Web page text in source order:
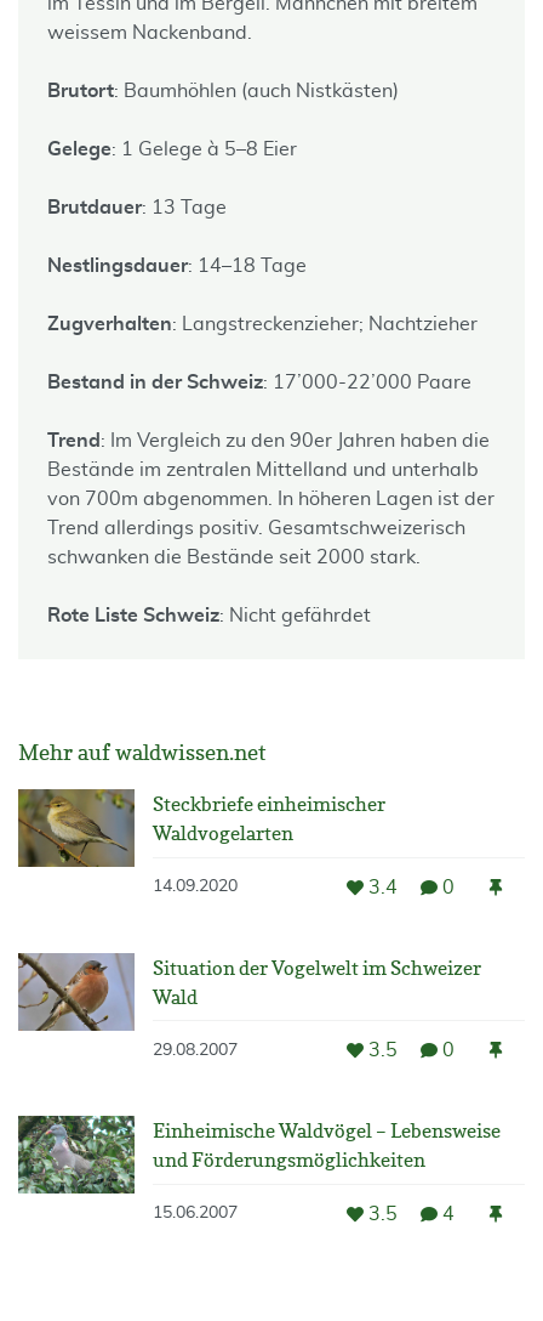
weissem Nackenband.
Brutort: Baumhöhlen (auch Nistkästen)
Gelege: 1 Gelege à 5–8 Eier
Brutdauer: 13 Tage
Nestlingsdauer: 14–18 Tage
Zugverhalten: Langstreckenzieher; Nachtzieher
Bestand in der Schweiz: 17’000-22’000 Paare
Trend : Im Vergleich zu den 90er Jahren haben die
Bestände im zentralen Mittelland und unterhalb
von 700m abgenommen. In höheren Lagen ist der
Trend allerdings positiv. Gesamtschweizerisch
schwanken die Bestände seit 2000 stark.
Rote Liste Schweiz: Nicht gefährdet
Mehr auf waldwissen.net
Steckbriefe einheimischer
Waldvogelarten
14.09.2020 3.4 0
Situation der Vogelwelt im Schweizer
Wald
29.08.2007 3.5 0
Einheimische Waldvögel – Lebensweise
und Förderungsmöglichkeiten
15.06.2007 3.5 4